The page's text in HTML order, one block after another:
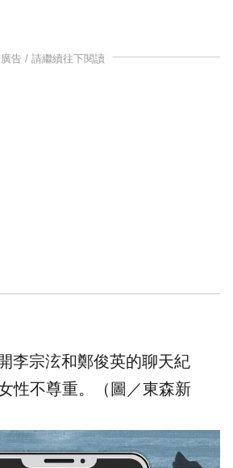
廣告 / 請繼續往下閱讀
李宗泫和鄭俊英的聊天紀
性不尊重。（圖／東森新